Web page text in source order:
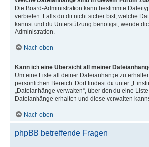
Die Board-Administration kann bestimmte
verbieten. Falls du dir nicht sicher bist, welche
kannst und du Unterstützung benötigst, wende
Administration.
Nach oben
Kann ich eine Übersicht all meiner
Um eine Liste all deiner Dateianhänge zu
persönlichen Bereich. Dort findest du unter
„Dateianhänge verwalten“, über den du eine
Dateianhänge erhalten und diese verwalten
Nach oben
phpBB betreffende Fragen